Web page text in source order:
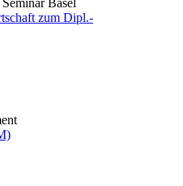
Basel
zum Dipl.-